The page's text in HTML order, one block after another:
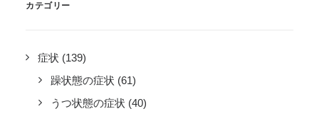
カテゴリー
症状 (139)
躁状態の症状 (61)
うつ状態の症状 (40)